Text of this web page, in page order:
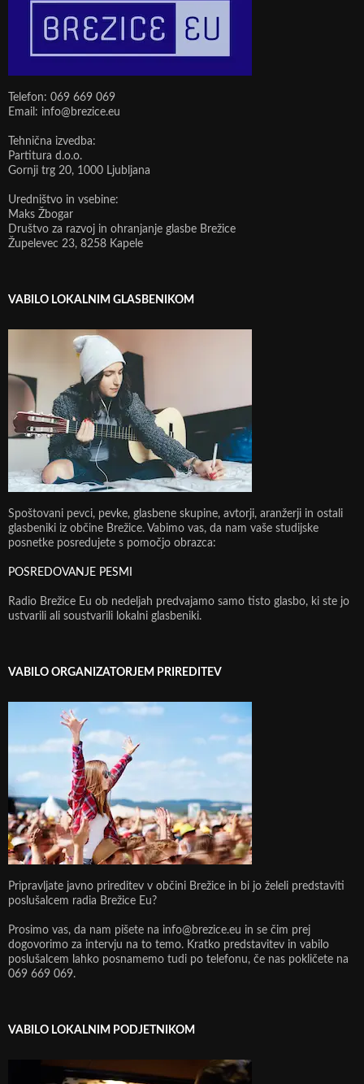
Telefon: 069 669 069
Email: info@brezice.eu
Tehnična izvedba:
Partitura d.o.o.
Gornji trg 20, 1000 Ljubljana
Uredništvo in vsebine:
Maks Žbogar
Društvo za razvoj in ohranjanje glasbe Brežice
Župelevec 23, 8258 Kapele
VABILO LOKALNIM GLASBENIKOM
Spoštovani pevci, pevke, glasbene skupine, avtorji, aranžerji in ostali
glasbeniki iz občine Brežice. Vabimo vas, da nam vaše studijske
posnetke posredujete s pomočjo obrazca:
POSREDOVANJE PESMI
Radio Brežice Eu ob nedeljah predvajamo samo tisto glasbo, ki ste jo
ustvarili ali soustvarili lokalni glasbeniki.
VABILO ORGANIZATORJEM PRIREDITEV
Pripravljate javno prireditev v občini Brežice in bi jo želeli predstaviti
poslušalcem radia Brežice Eu?
Prosimo vas, da nam pišete na info@brezice.eu in se čim prej
dogovorimo za intervju na to temo. Kratko predstavitev in vabilo
poslušalcem lahko posnamemo tudi po telefonu, če nas pokličete na
069 669 069.
VABILO LOKALNIM PODJETNIKOM